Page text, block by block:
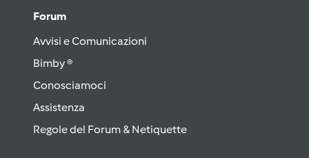
Forum
Avvisi e Comunicazioni
Bimby ®
Conosciamoci
Assistenza
Regole del Forum & Netiquette